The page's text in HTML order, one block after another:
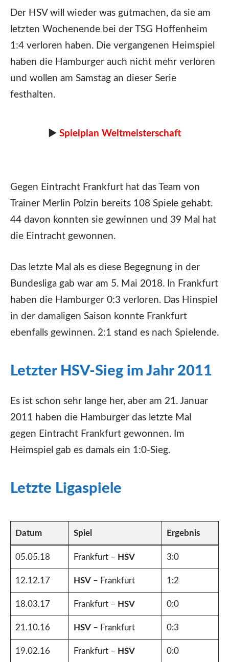
Der HSV will wieder was gutmachen, da sie am
letzten Wochenende bei der TSG Hoffenheim
1:4 verloren haben. Die vergangenen Heimspiel
haben die Hamburger auch nicht mehr verloren
und wollen am Samstag an dieser Serie
festhalten.
► Spielplan Weltmeisterschaft
Gegen Eintracht Frankfurt hat das Team von
Trainer Merlin Polzin bereits 108 Spiele gehabt.
44 davon konnten sie gewinnen und 39 Mal hat
die Eintracht gewonnen.
Das letzte Mal als es diese Begegnung in der
Bundesliga gab war am 5. Mai 2018. In Frankfurt
haben die Hamburger 0:3 verloren. Das Hinspiel
in der damaligen Saison konnte Frankfurt
ebenfalls gewinnen. 2:1 stand es nach Spielende.
Letzter HSV-Sieg im Jahr 2011
Es ist schon sehr lange her, aber am 21. Januar
2011 haben die Hamburger das letzte Mal
gegen Eintracht Frankfurt gewonnen. Im
Heimspiel gab es damals ein 1:0-Sieg.
Letzte Ligaspiele
Datum Spiel Ergebnis
05.05.18 Frankfurt – HSV 3:0
12.12.17 HSV– Frankfurt 1:2
18.03.17 Frankfurt – HSV 0:0
21.10.16 HSV– Frankfurt 0:3
19.02.16 Frankfurt – HSV 0:0